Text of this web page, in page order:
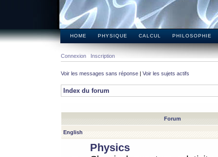
HOME PHYSIQUE CALCUL PHILOSOPHIE
Connexion Inscription
Voir les messages sans réponse | Voir les sujets actifs
Index du forum
Forum
English
Physics